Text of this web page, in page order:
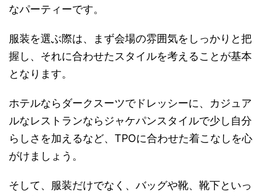
なパーティーです。
服装を選ぶ際は、まず会場の雰囲気をしっかりと把
握し、それに合わせたスタイルを考えることが基本
となります。
ホテルならダークスーツでドレッシーに、カジュア
ルなレストランならジャケパンスタイルで少し自分
らしさを加えるなど、TPOに合わせた着こなしを心
がけましょう。
そして、服装だけでなく、バッグや靴、靴下といっ